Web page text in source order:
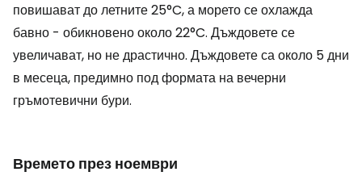
повишават до летните 25°C, а морето се охлажда
бавно - обикновено около 22°C. Дъждовете се
увеличават, но не драстично. Дъждовете са около 5 дни
в месеца, предимно под формата на вечерни
гръмотевични бури.
Времето през ноември